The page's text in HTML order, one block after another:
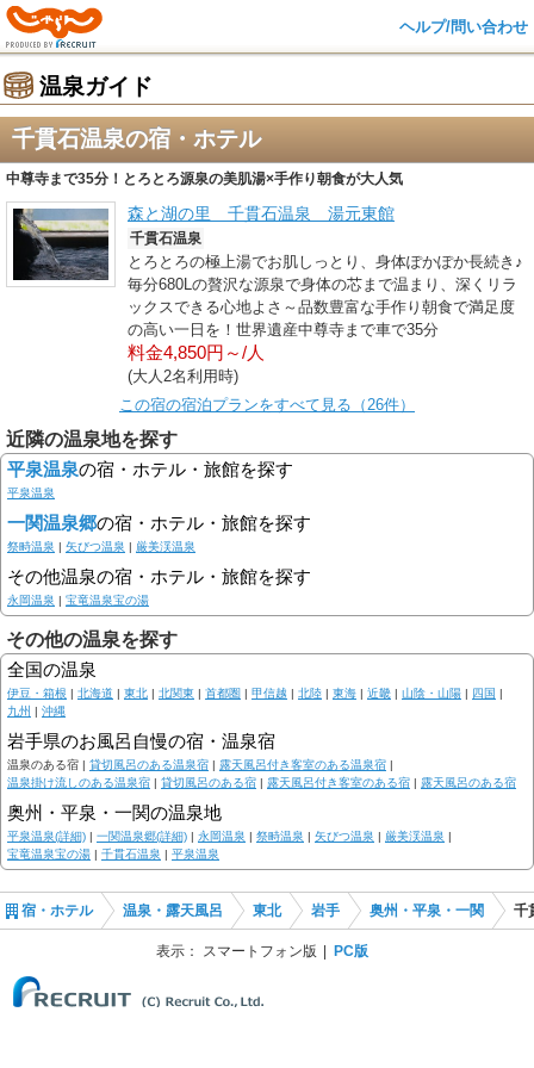
ヘルプ/問い合わせ
温泉ガイド
千貫石温泉の宿・ホテル
中尊寺まで35分！とろとろ源泉の美肌湯×手作り朝食が大人気
森と湖の里 千貫石温泉 湯元東館
千貫石温泉
とろとろの極上湯でお肌しっとり、身体ぽかぽか長続き♪
毎分680Lの贅沢な源泉で身体の芯まで温まり、深くリラ
ックスできる心地よさ～品数豊富な手作り朝食で満足度
の高い一日を！世界遺産中尊寺まで車で35分
料金4,850円～/人
(大人2名利用時)
この宿の宿泊プランをすべて見る（26件）
近隣の温泉地を探す
平泉温泉の宿・ホテル・旅館を探す
平泉温泉
一関温泉郷の宿・ホテル・旅館を探す
祭畤温泉 | 矢びつ温泉 | 厳美渓温泉
その他温泉の宿・ホテル・旅館を探す
永岡温泉 | 宝竜温泉宝の湯
その他の温泉を探す
全国の温泉
伊豆・箱根 | 北海道 | 東北 | 北関東 | 首都圏 | 甲信越 | 北陸 | 東海 | 近畿 | 山陰・山陽 | 四国 |
九州 | 沖縄
岩手県のお風呂自慢の宿・温泉宿
温泉のある宿 | 貸切風呂のある温泉宿 | 露天風呂付き客室のある温泉宿 |
温泉掛け流しのある温泉宿 | 貸切風呂のある宿 | 露天風呂付き客室のある宿 | 露天風呂のある宿
奥州・平泉・一関の温泉地
平泉温泉(詳細) | 一関温泉郷(詳細) | 永岡温泉 | 祭畤温泉 | 矢びつ温泉 | 厳美渓温泉 |
宝竜温泉宝の湯 | 千貫石温泉 | 平泉温泉
宿・ホテル 温泉・露天風呂 東北 岩手 奥州・平泉・一関 千
表示： スマートフォン版 PC版